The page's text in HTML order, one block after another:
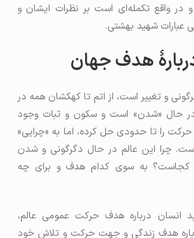
واقع تکمله‌ای است بر نظرات ایشان و
عبارات شهید بهشتی.
و تغییر است، از اتم تا کهکشان همه در
حال «شدن» است و سکون و ثبات وجود
حرکت را تا حدودی حل کرده، اما به «چرایی»
چرا این عالم در حال دگرگونی و شدن
به سوی کدام هدف و برای چه
انسان درباره هدف حرکت عمومی عالم،
هدف زندگی و جهت حرکت و تلاش خود